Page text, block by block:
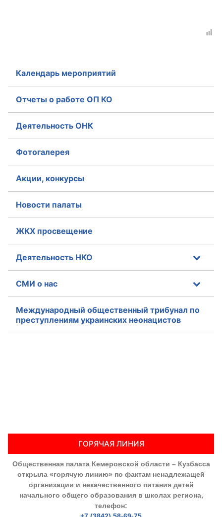
Календарь мероприятий
Отчеты о работе ОП КО
Деятельность ОНК
Фотогалерея
Акции, конкурсы
Новости палаты
ЖКХ просвещение
Деятельность НКО
СМИ о нас
Международный общественный трибунал по
преступлениям украинских неонацистов
ГОРЯЧАЯ ЛИНИЯ
Общественная палата Кемеровской области – Кузбасса
открыла «горячую линию» по фактам ненадлежащей
организации и некачественного питания детей
начального общего образования в школах региона,
телефон: